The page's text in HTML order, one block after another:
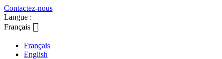
Contactez-nous
Langue :
Français 
Français
English